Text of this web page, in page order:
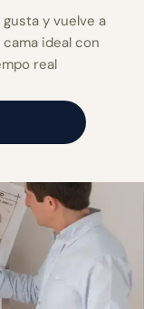
y vuelve a
ideal con
real